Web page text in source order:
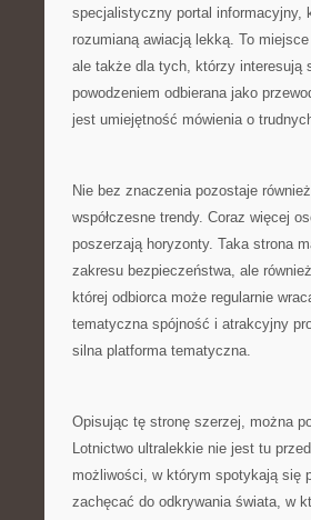
specjalistyczny portal informacyjny,
rozumianą awiacją lekką. To
ale także dla tych, którzy interesują
powodzeniem odbierana jako
jest umiejętność mówienia o
Nie bez znaczenia pozostaje
współczesne trendy. Coraz więcej
poszerzają horyzonty. Taka strona
zakresu bezpieczeństwa, ale
której odbiorca może regularnie
tematyczna spójność i atrakcyjny
silna platforma tematyczna.
Opisując tę stronę szerzej, można
Lotnictwo ultralekkie nie jest tu
możliwości, w którym spotykają się
zachęcać do odkrywania świata, w